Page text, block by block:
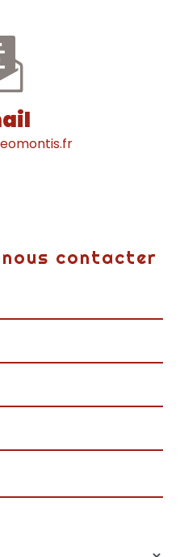
contacter